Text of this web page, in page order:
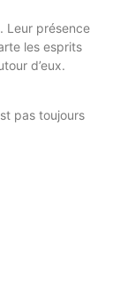
Leur présence
les esprits
d’eux.
pas toujours